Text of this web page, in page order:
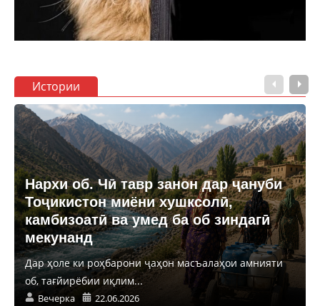
Истории
Нархи об. Чӣ тавр занон дар ҷануби
Тоҷикистон миёни хушксолӣ,
камбизоатӣ ва умед ба об зиндагӣ
мекунанд
Дар ҳоле ки роҳбарони ҷаҳон масъалаҳои амнияти
об, тағйирёбии иқлим...
Вечерка 22.06.2026